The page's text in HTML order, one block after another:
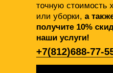
точную стоимость
или уборки, а
получите 10%
наши услуги!
+7(812)688-77-